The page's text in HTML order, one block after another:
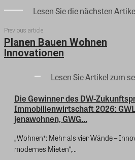
Lesen Sie die nächsten
Previous article
Planen Bauen Wohnen
Innovationen
Lesen Sie Artikel zum
Die Gewinner des DW-
Immobilienwirtschaft 2026:
jenawohnen, GWG...
„Wohnen⁺: Mehr als vier Wände –
modernes Mieten“,...